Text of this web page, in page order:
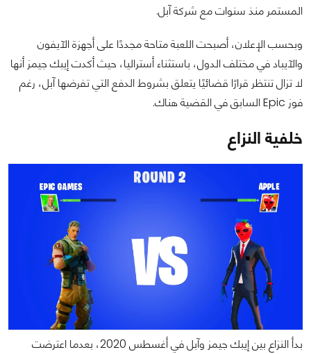
المستمر منذ سنوات مع شركة آبل.
وبحسب الإعلان، أصبحت اللعبة متاحة مجددًا على أجهزة الآيفون
والآيباد في مختلف الدول، باستثناء أستراليا، حيث أكدت إيبك جيمز أنها
لا تزال تنتظر قرارًا قضائيًا يتعلق بشروط الدفع التي تفرضها آبل، رغم
فوز Epic السابق في القضية هناك.
خلفية النزاع
بدأ النزاع بين إيبك جيمز وآبل في أغسطس 2020، بعدما اعترضت